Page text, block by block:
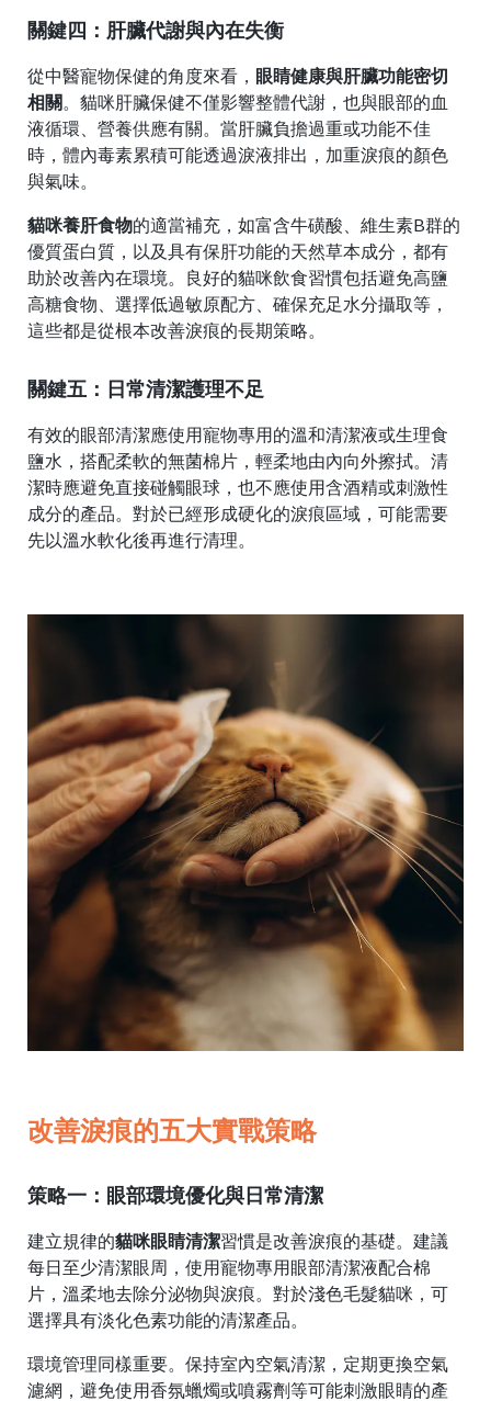
關鍵四：肝臟代謝與內在失衡
從中醫寵物保健的角度來看， 眼睛健康與肝臟功能密切
相關 。貓咪肝臟保健不僅影響整體代謝，也與眼部的血
液循環、營養供應有關。當肝臟負擔過重或功能不佳
時，體內毒素累積可能透過淚液排出，加重淚痕的顏色
與氣味。
貓咪養肝食物的適當補充，如富含牛磺酸、維生素B群的
優質蛋白質，以及具有保肝功能的天然草本成分，都有
助於改善內在環境。良好的貓咪飲食習慣包括避免高鹽
高糖食物、選擇低過敏原配方、確保充足水分攝取等，
這些都是從根本改善淚痕的長期策略。
關鍵五：日常清潔護理不足
有效的眼部清潔應使用寵物專用的溫和清潔液或生理食
鹽水，搭配柔軟的無菌棉片，輕柔地由內向外擦拭。清
潔時應避免直接碰觸眼球，也不應使用含酒精或刺激性
成分的產品。對於已經形成硬化的淚痕區域，可能需要
先以溫水軟化後再進行清理。
改善淚痕的五大實戰策略
策略一：眼部環境優化與日常清潔
建立規律的貓咪眼睛清潔習慣是改善淚痕的基礎。建議
每日至少清潔眼周，使用寵物專用眼部清潔液配合棉
片，溫柔地去除分泌物與淚痕。對於淺色毛髮貓咪，可
選擇具有淡化色素功能的清潔產品。
環境管理同樣重要。保持室內空氣清潔，定期更換空氣
濾網，避免使用香氛蠟燭或噴霧劑等可能刺激眼睛的產